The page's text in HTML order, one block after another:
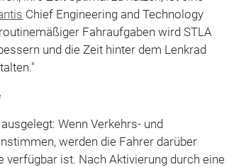
Chief Engineering and Technology
Fahraufgaben wird STLA
und die Zeit hinter dem Lenkrad
Wenn Verkehrs- und
werden die Fahrer darüber
verfügbar ist. Nach Aktivierung durch eine